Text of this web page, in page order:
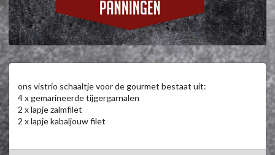
ons vistrio schaaltje voor de gourmet bestaat uit:
4 x gemarineerde tijgergarnalen
2 x lapje zalmfilet
2 x lapje kabaljouw filet